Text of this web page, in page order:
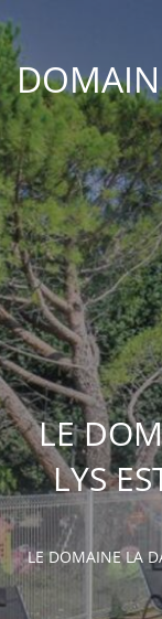
LE
LYS
LE DOMAINE LA